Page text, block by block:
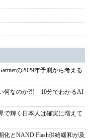
の2029年予測から考える
何なのか?!! 10分でわかるAI
で輝く日本人は確実に増えて
化とNAND Flash供給緩和が及